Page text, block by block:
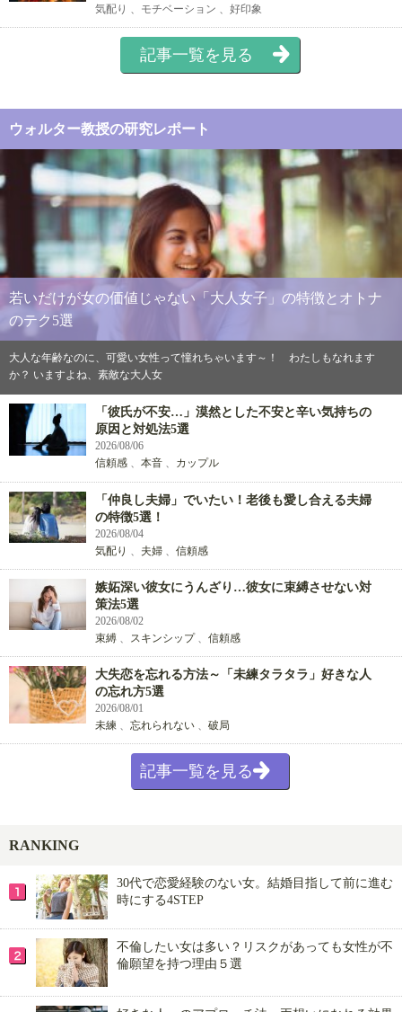
気配り 、モチベーション 、好印象
記事一覧を見る
ウォルター教授の研究レポート
若いだけが女の価値じゃない「大人女子」の特徴とオトナ
のテク5選
大人な年齢なのに、可愛い女性って憧れちゃいます～！ わたしもなれます
か？ いますよね、素敵な大人女
「彼氏が不安…」漠然とした不安と辛い気持ちの
原因と対処法5選
2026/08/06
信頼感、 本音、 カップル
「仲良し夫婦」でいたい！老後も愛し合える夫婦
の特徴5選！
2026/08/04
気配り
夫婦、 信頼感
嫉妬深い彼女にうんざり…彼女に束縛させない対
策法5選
2026/08/02
束縛、 スキンシップ、 信頼感
大失恋を忘れる方法～「未練タラタラ」好きな人
の忘れ方5選
2026/08/01
未練
忘れられない、 破局
記事一覧を見る
RANKING
30代で恋愛経験のない女。結婚目指して前に進む
時にする4STEP
不倫したい女は多い？リスクがあっても女性が不
倫願望を持つ理由５選